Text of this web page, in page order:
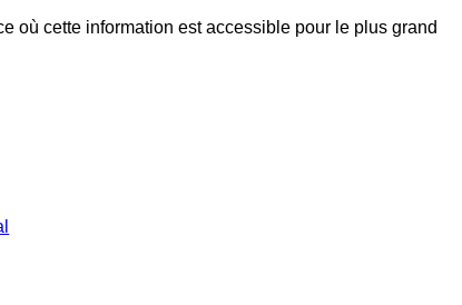
où cette information est accessible pour le plus grand